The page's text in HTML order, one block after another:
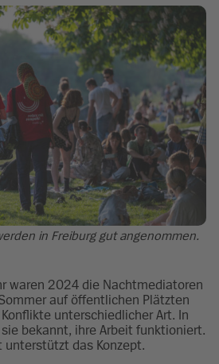
in Freiburg gut angenommen.
waren 2024 die Nachtmediatoren
auf öffentlichen Plätzten
unterschiedlicher Art. In
bekannt, ihre Arbeit funktioniert.
unterstützt das Konzept.